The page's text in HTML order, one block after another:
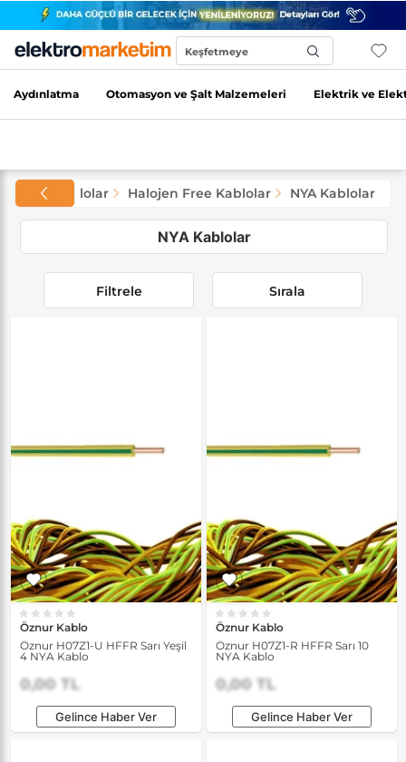
Keşfetmeye
Aydınlatma Otomasyon ve Şalt Malzemeleri Elektrik ve
Kablolar Halojen Free Kablolar NYA Kablolar
NYA Kablolar
Filtrele Sırala
Öznur Kablo
Öznur H07Z1-U HFFR Sarı Yeşil
4 NYA Kablo
0,00 TL
Gelince Haber Ver
Öznur Kablo
Öznur H07Z1-R HFFR Sarı 10
NYA Kablo
0,00 TL
Gelince Haber Ver